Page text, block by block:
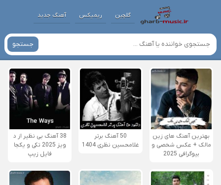
گلچین ریمیکس آهنگ جدید
جستجو
بهترین آهنگ های زین
مالک + عکس شخصی و
بیوگرافی 2025
50 آهنگ برتر
غلامحسین نظری 1404
38 آهنگ بی نظیر از د
ویز 2025 تکی و یکجا
فایل زیپ